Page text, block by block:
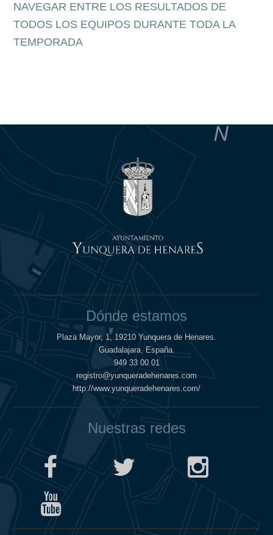
NAVEGAR ENTRE LOS RESULTADOS DE
TODOS LOS EQUIPOS DURANTE TODA LA
TEMPORADA
Dónde estamos
Plaza Mayor, 1, 19210 Yunquera de Henares.
Guadalajara. España.
949 33 00 01
registro@yunqueradehenares.com
http://www.yunqueradehenares.com/
Nuestras redes